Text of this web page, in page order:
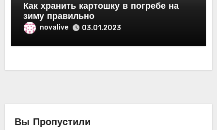
Как хранить картошку в погребе на
зиму правильно
novalive 03.01.2023
Вы Пропустили